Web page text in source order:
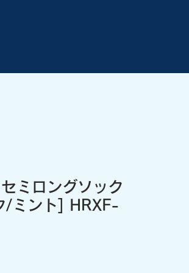
ミロングソック
/ミント] HRXF-